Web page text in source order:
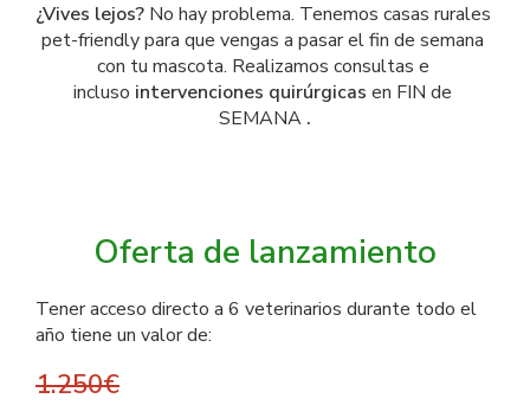
¿Vives lejos? No hay problema. Tenemos casas rurales
pet-friendly para que vengas a pasar el fin de semana
con tu mascota. Realizamos consultas e
incluso intervenciones quirúrgicas en FIN de
SEMANA ​​​​​​​ .
Oferta de lanzamiento
Tener acceso directo a 6 veterinarios durante todo el
año tiene un valor de:
1.250€